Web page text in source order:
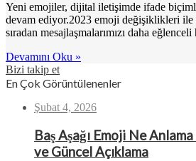
Yeni emojiler, dijital iletişimde ifade
devam ediyor.2023 emoji değişiklikleri
sıradan mesajlaşmalarımızı daha
Devamını Oku »
Bizi takip et
En Çok Görüntülenenler
Şubat 4, 2026
Baş Aşağı Emoji Ne
ve Güncel Açıklama